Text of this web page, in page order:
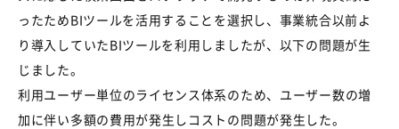
ったためBIツールを活用することを選択し、事業統合以前よ
り導入していたBIツールを利用しましたが、以下の問題が生
じました。
利用ユーザー単位のライセンス体系のため、ユーザー数の増
加に伴い多額の費用が発生しコストの問題が発生した。